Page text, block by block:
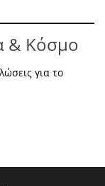
& Κόσμο
για το